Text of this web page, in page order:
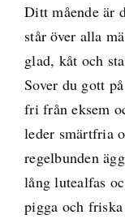
Ditt mående är
står över alla
glad, kåt och
Sover du gott
fri från eksem
leder smärtfria
regelbunden
lång lutealfas
pigga och